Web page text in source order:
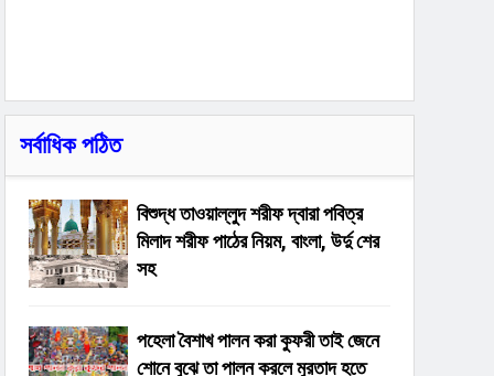
সর্বাধিক পঠিত
বিশুদ্ধ তাওয়াল্লুদ শরীফ দ্বারা পবিত্র
মিলাদ শরীফ পাঠের নিয়ম, বাংলা, উর্দু শের
সহ
পহেলা বৈশাখ পালন করা কুফরী তাই জেনে
শোনে বুঝে তা পালন করলে মুরতাদ হতে